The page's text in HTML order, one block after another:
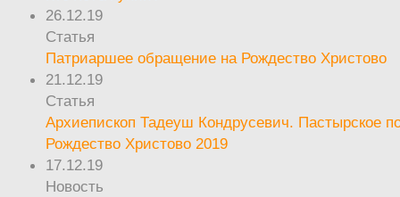
26.12.19
Статья
Патриаршее обращение на Рождество Христово
21.12.19
Статья
Архиепископ Тадеуш Кондрусевич. Пастырское
Рождество Христово 2019
17.12.19
Новость